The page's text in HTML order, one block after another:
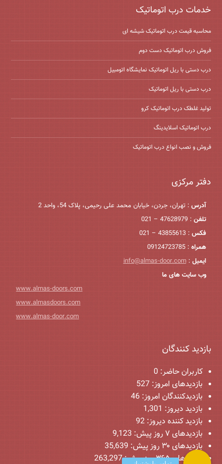
خدمات درب اتوماتیک
محاسبه قیمت درب اتوماتیک شیشه ‌ای
فروش درب اتوماتیک دست دوم
درب دستی با ریل اتوماتیک نمایشگاه اتومبیل
درب دستی با ریل اتوماتیک
تولید غلطک درب اتوماتیک کرو
درب اتوماتیک اسلایدینگ
فروش و نصب انواع درب اتوماتیک
دفتر مرکزی
آدرس : تهران، جردن، خیابان محمد علی رحیمی، پلاک 54، واحد 2
تلفن : 47628979 – 021
فکس : 43855613 – 021
همراه : 09124723785
ایمیل :
info@almas-door.com
وب سایت های ما
www.almas-doors.com
www.almasdoors.com
www.almas-door.com
بازدید کنندگان
کاربران حاضر: 0
بازدیدهای امروز:527
بازدیدکنندگان امروز:46
بازدید دیروز: 1,301
بازدید کننده دیروز:92
بازدیدهای ۷ روز پیش:
9,123
بازدیدهای ۳۰ روز پیش:
35,639
بازدیدهای ۳۶۵ روز پیش:
263,297